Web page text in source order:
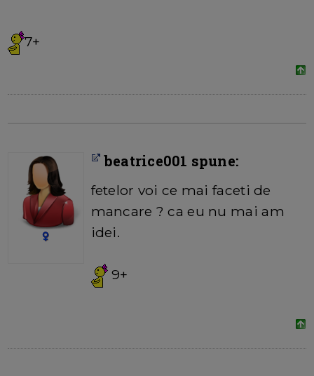
7+
beatrice001 spune:
fetelor voi ce mai faceti de
mancare ? ca eu nu mai am
idei.
9+